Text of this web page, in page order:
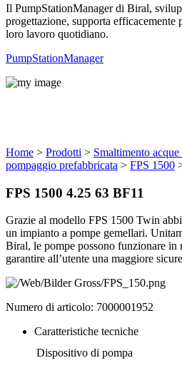
Il PumpStationManager di Biral,
progettazione, supporta efficacemente
loro lavoro quotidiano.
PumpStationManager
Home > Prodotti > Smaltimento
pompaggio prefabbricata > FPS 1500
FPS 1500 4.25 63 BF11
Grazie al modello FPS 1500 Twin
un impianto a pompe gemellari.
Biral, le pompe possono funzionare in
garantire all’utente una maggiore
Numero di articolo: 7000001952
Caratteristiche tecniche
Dispositivo di pompa